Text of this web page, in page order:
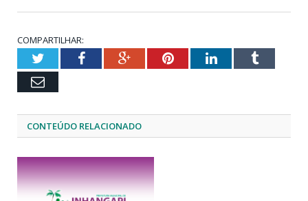
COMPARTILHAR:
TwitterFacebookGoogle+PinterestLinkedInTumblr
Email
CONTEÚDO RELACIONADO